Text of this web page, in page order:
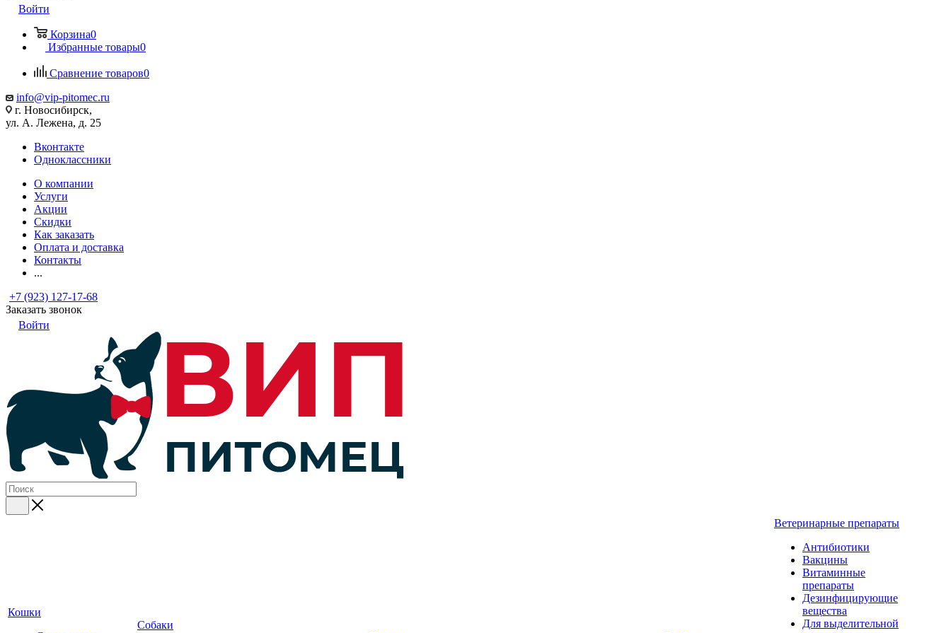
Войти
Корзина0
Избранные товары0
Сравнение товаров0
info@vip-pitomec.ru
г. Новосибирск,
ул. А. Лежена, д. 25
Вконтакте
Одноклассники
О компании
Услуги
Акции
Скидки
Как заказать
Оплата и доставка
Контакты
...
+7 (923) 127-17-68
Заказать звонок
Войти
Кошки
Собаки
Ветеринарные препараты
Антибиотики
Вакцины
Витаминные
препараты
Дезинфицирующие
вещества
Для выделительной